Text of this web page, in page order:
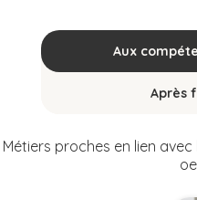
Aux
Après
Métiers proches en lien